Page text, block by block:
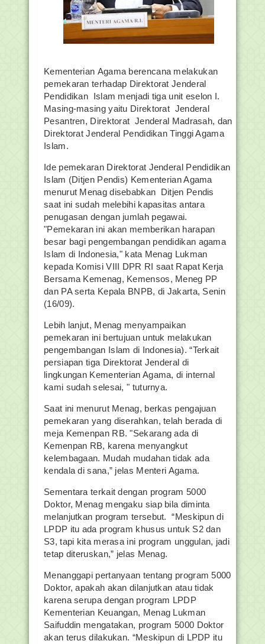
Kementerian Agama berencana melakukan
pemekaran terhadap Direktorat Jenderal
Pendidikan Islam menjadi tiga unit eselon I.
Masing-masing yaitu Direktorat Jenderal
Pesantren, Direktorat Jenderal Madrasah, dan
Direktorat Jenderal Pendidikan Tinggi Agama
Islam.
Ide pemekaran Direktorat Jenderal Pendidikan
Islam (Ditjen Pendis) Kementerian Agama
menurut Menag disebabkan Ditjen Pendis
saat ini sudah melebihi kapasitas antara
penugasan dengan jumlah pegawai.
"Pemekaran ini akan memberikan harapan
besar bagi pengembangan pendidikan agama
Islam di Indonesia," kata Menag Lukman
kepada Komisi VIII DPR RI saat Rapat Kerja
Bersama Kemenag, Kemensos, Meneg PP
dan PA serta Kepala BNPB, di Jakarta, Senin
(16/09).
Lebih lanjut, Menag menyampaikan
pemekaran ini bertujuan untuk melakukan
pengembangan Islam di Indonesia). “Terkait
persiapan tiga Direktorat Jenderal di
lingkungan Kementerian Agama, di internal
kami sudah selesai, " tuturnya.
Saat ini menurut Menag, berkas pengajuan
pemekaran yang diserahkan, telah berada di
meja Kemenpan RB. "Sekarang ada di
Kemenpan RB, karena menyangkut
kelembagaan. Mudah mudahan tidak ada
kendala di sana,” jelas Menteri Agama.
Sementara terkait dengan program 5000
Doktor, Menag mengaku siap bila diminta
melanjutkan program tersebut. “Meskipun di
LPDP itu ada program khusus untuk S2 dan
S3, tapi kita merasa ini program unggulan, jadi
tetap diteruskan,” jelas Menag.
Menanggapi pertanyaan tentang program 5000
Doktor, apakah akan dilanjutkan atau tidak
karena serupa dengan program LPDP
Kementerian Keuangan, Menag Lukman
Saifuddin mengatakan, program 5000 Doktor
akan terus dilakukan. “Meskipun di LPDP itu